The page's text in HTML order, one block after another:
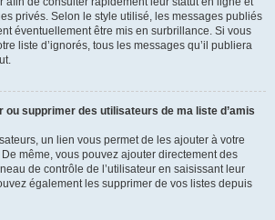
privés. Selon le style utilisé, les messages publiés
éventuellement être mis en surbrillance. Si vous
liste d’ignorés, tous les messages qu’il publiera
ou supprimer des utilisateurs de ma liste d’amis
un lien vous permet de les ajouter à votre
De même, vous pouvez ajouter directement des
de contrôle de l’utilisateur en saisissant leur
également les supprimer de vos listes depuis